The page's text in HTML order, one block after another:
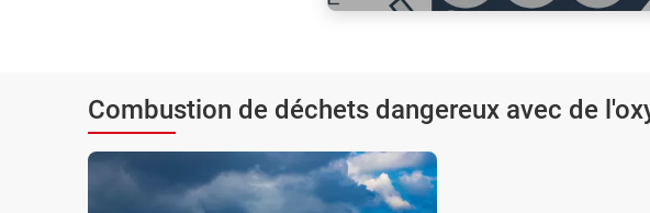
pour produire du biogaz brut.
Combustion de déchets dangereux avec de